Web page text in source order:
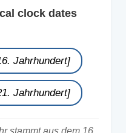
clock dates
Jahrhundert]
Jahrhundert]
stammt aus dem 16.